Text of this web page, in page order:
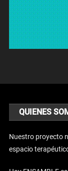
QUIENES
Nuestro proyecto
espacio